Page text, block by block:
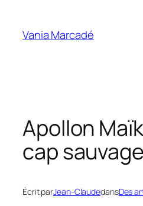
contenu
Vania Marcadé
Apollon
cap
Écrit parJean-ClaudedansDes